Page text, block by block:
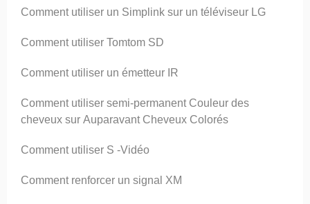
Comment utiliser un Simplink sur un téléviseur LG
Comment utiliser Tomtom SD
Comment utiliser un émetteur IR
Comment utiliser semi-permanent Couleur des
cheveux sur Auparavant Cheveux Colorés
Comment utiliser S -Vidéo
Comment renforcer un signal XM